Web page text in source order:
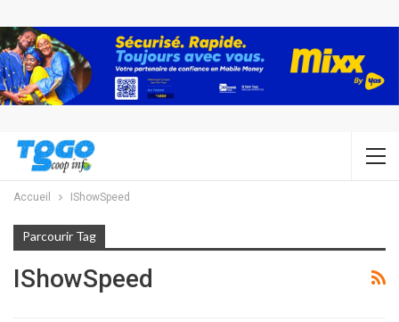
Accueil IShowSpeed
Parcourir Tag
IShowSpeed